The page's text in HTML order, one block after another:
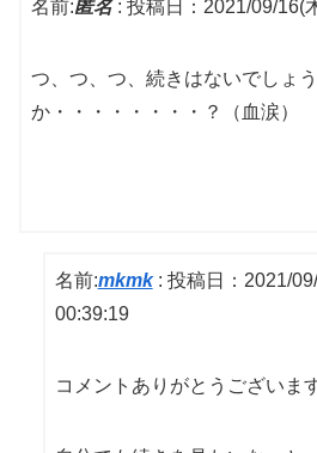
名前:匿名: 投稿日：2021/09/16(
つ、つ、つ、続きはないでしょう
か・・・・・・・・？（血涙）
名前:mkmk: 投稿日：2021/
00:39:19
コメントありがとうございます